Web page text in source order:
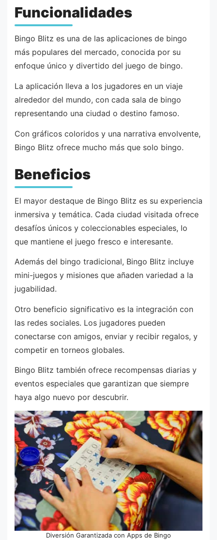
Funcionalidades
Bingo Blitz es una de las aplicaciones de bingo
más populares del mercado, conocida por su
enfoque único y divertido del juego de bingo.
La aplicación lleva a los jugadores en un viaje
alrededor del mundo, con cada sala de bingo
representando una ciudad o destino famoso.
Con gráficos coloridos y una narrativa envolvente,
Bingo Blitz ofrece mucho más que solo bingo.
Beneficios
El mayor destaque de Bingo Blitz es su experiencia
inmersiva y temática. Cada ciudad visitada ofrece
desafíos únicos y coleccionables especiales, lo
que mantiene el juego fresco e interesante.
Además del bingo tradicional, Bingo Blitz incluye
mini-juegos y misiones que añaden variedad a la
jugabilidad.
Otro beneficio significativo es la integración con
las redes sociales. Los jugadores pueden
conectarse con amigos, enviar y recibir regalos, y
competir en torneos globales.
Bingo Blitz también ofrece recompensas diarias y
eventos especiales que garantizan que siempre
haya algo nuevo por descubrir.
Diversión Garantizada con Apps de Bingo